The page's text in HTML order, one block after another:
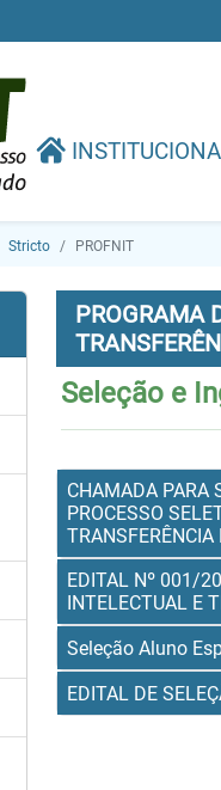
Stricto PROFNIT
PROGRAMA
Seleção e
CHAMADA PARA
PROCESSO
TRANSFERÊNCIA
EDITAL Nº 001/
INTELECTUAL E
Seleção Aluno
EDITAL DE